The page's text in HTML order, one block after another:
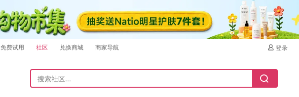
免费试用 社区 兑换商城 商家导航 登录